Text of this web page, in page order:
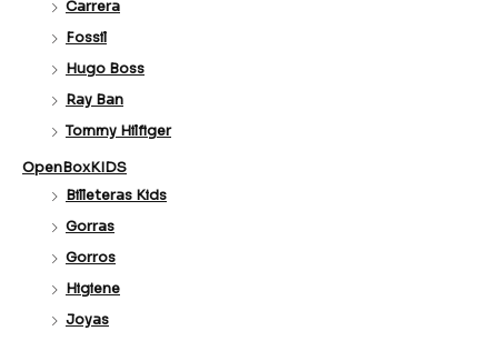
Carrera
Fossil
Hugo Boss
Ray Ban
Tommy Hilfiger
OpenBoxKIDS
Billeteras Kids
Gorras
Gorros
Higiene
Joyas